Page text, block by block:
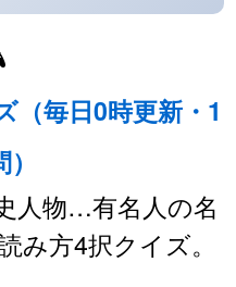
（毎日0時更新・1
人物…有名人の名
み方4択クイズ。